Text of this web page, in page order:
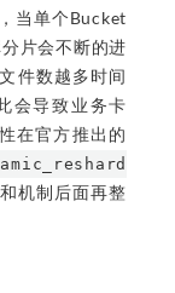
当单个Bucket
片会不断的进
件数越多时间
会导致业务卡
在官方推出的
机制后面再整